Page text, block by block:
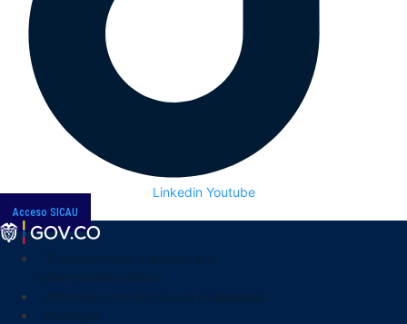
Linkedin Youtube
Acceso SICAU